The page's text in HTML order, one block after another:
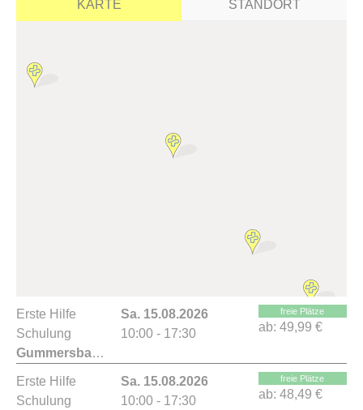
KARTE STANDORT
Erste Hilfe
Schulung
Gummersbach
Sa. 15.08.2026
10:00 - 17:30
freie Plätze
ab: 49,99 €
Erste Hilfe
Schulung
Sa. 15.08.2026
10:00 - 17:30
freie Plätze
ab: 48,49 €